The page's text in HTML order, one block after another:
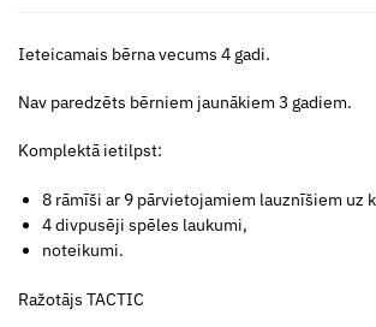
Ieteicamais bērna vecums 4 gadi.
Nav paredzēts bērniem jaunākiem 3 gadiem.
Komplektā ietilpst:
8 rāmīši ar 9 pārvietojamiem lauznīšiem uz
4 divpusēji spēles laukumi,
noteikumi.
Ražotājs TACTIC